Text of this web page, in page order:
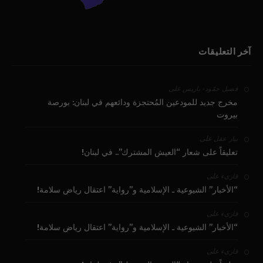
آخر التعليقات
فضيل حمّود - باريس على
مخرج جديد للمودعين المُحتجزة ودائعهم في لبنان: بورصة
بيروت
بيار عقل على
تعليقاً على شعار “العيش المشترك”.. في لبنان!
قارىء على
“الأخبار” الشيوعية ـ الإسلامية و”رواية” اعتقال رياض سلامة!
قارىء على
“الأخبار” الشيوعية ـ الإسلامية و”رواية” اعتقال رياض سلامة!
قارىء على